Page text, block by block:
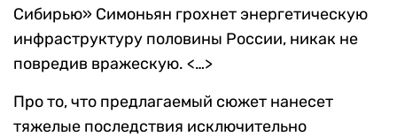
Сибирью» Симоньян грохнет энергетическую
инфраструктуру половины России, никак не
повредив вражескую. <…>
Про то, что предлагаемый сюжет нанесет
тяжелые последствия исключительно